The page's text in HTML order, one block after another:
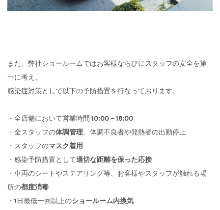
また、弊社ショールームではお客様ならびにスタッフの安全を第
一に考え、
感染症対策として以下の予防措置を行なっております。
・全店舗において営業時間 10:00－18:00
・全スタッフの体調管理、体調不良者や発熱者の出勤停止
・スタッフのマスク着用
・感染予防措置として適切な距離を保った応接
・車両のシートやステアリング等、お客様やスタッフが触れる場
所の都度消毒
・1日最低一回以上のショールーム内換気